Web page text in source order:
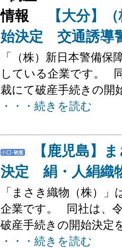
【大分】
始決定 交通誘導
「（株）新日本警備
している企業です。
裁にて破産手続きの開
・・・続きを読む
【鹿児島】
決定 絹・人絹織
「まさき織物（株）
企業です。 同社は、
破産手続きの開始決定
・・・続きを読む